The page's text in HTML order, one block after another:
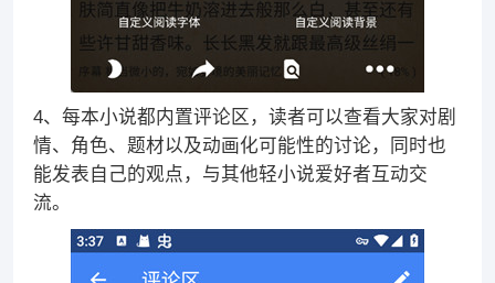
4、每本小说都内置评论区，读者可以查看大家对剧
情、角色、题材以及动画化可能性的讨论，同时也
能发表自己的观点，与其他轻小说爱好者互动交
流。